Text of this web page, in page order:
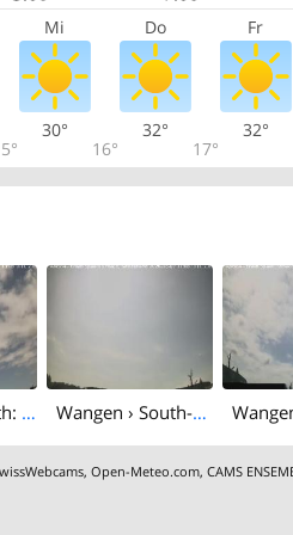
Mi Do Fr
30°
16°
32°
17°
32°
Wangen › North: Sirnach Wangen › South-east: Sirnach
,Open-Meteo.com,CAMS